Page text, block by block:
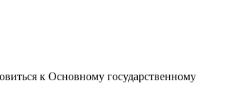
к Основному государственному